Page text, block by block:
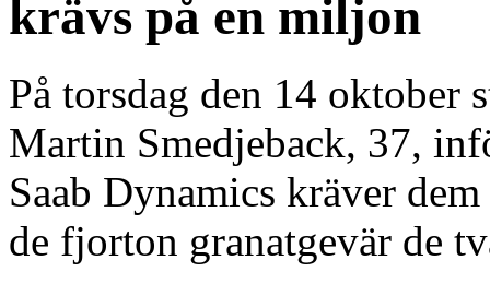
krävs på en miljon
På torsdag den 14 oktober
Martin Smedjeback, 37,
Saab Dynamics kräver
de fjorton granatgevär de